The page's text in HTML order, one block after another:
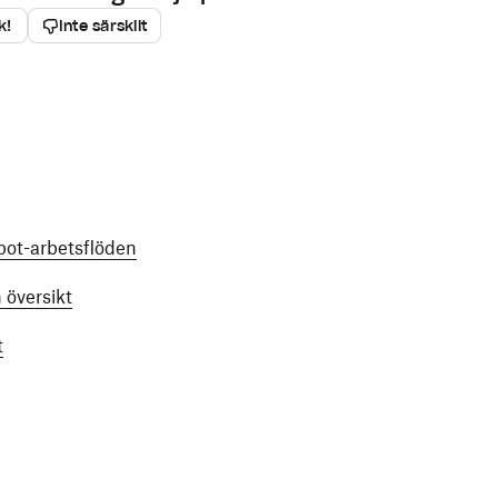
Inte särskilt
arbetsflöden
översikt